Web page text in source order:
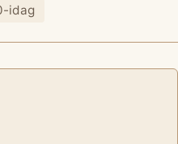
idag